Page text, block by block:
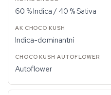
60 % Indica / 40 % Sativa
Indica-dominantní
Autoflower